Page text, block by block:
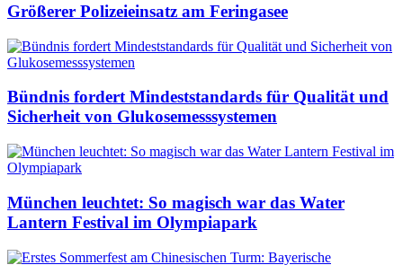
Größerer Polizeieinsatz am Feringasee
Bündnis fordert Mindeststandards für Qualität und
Sicherheit von Glukosemesssystemen
München leuchtet: So magisch war das Water
Lantern Festival im Olympiapark